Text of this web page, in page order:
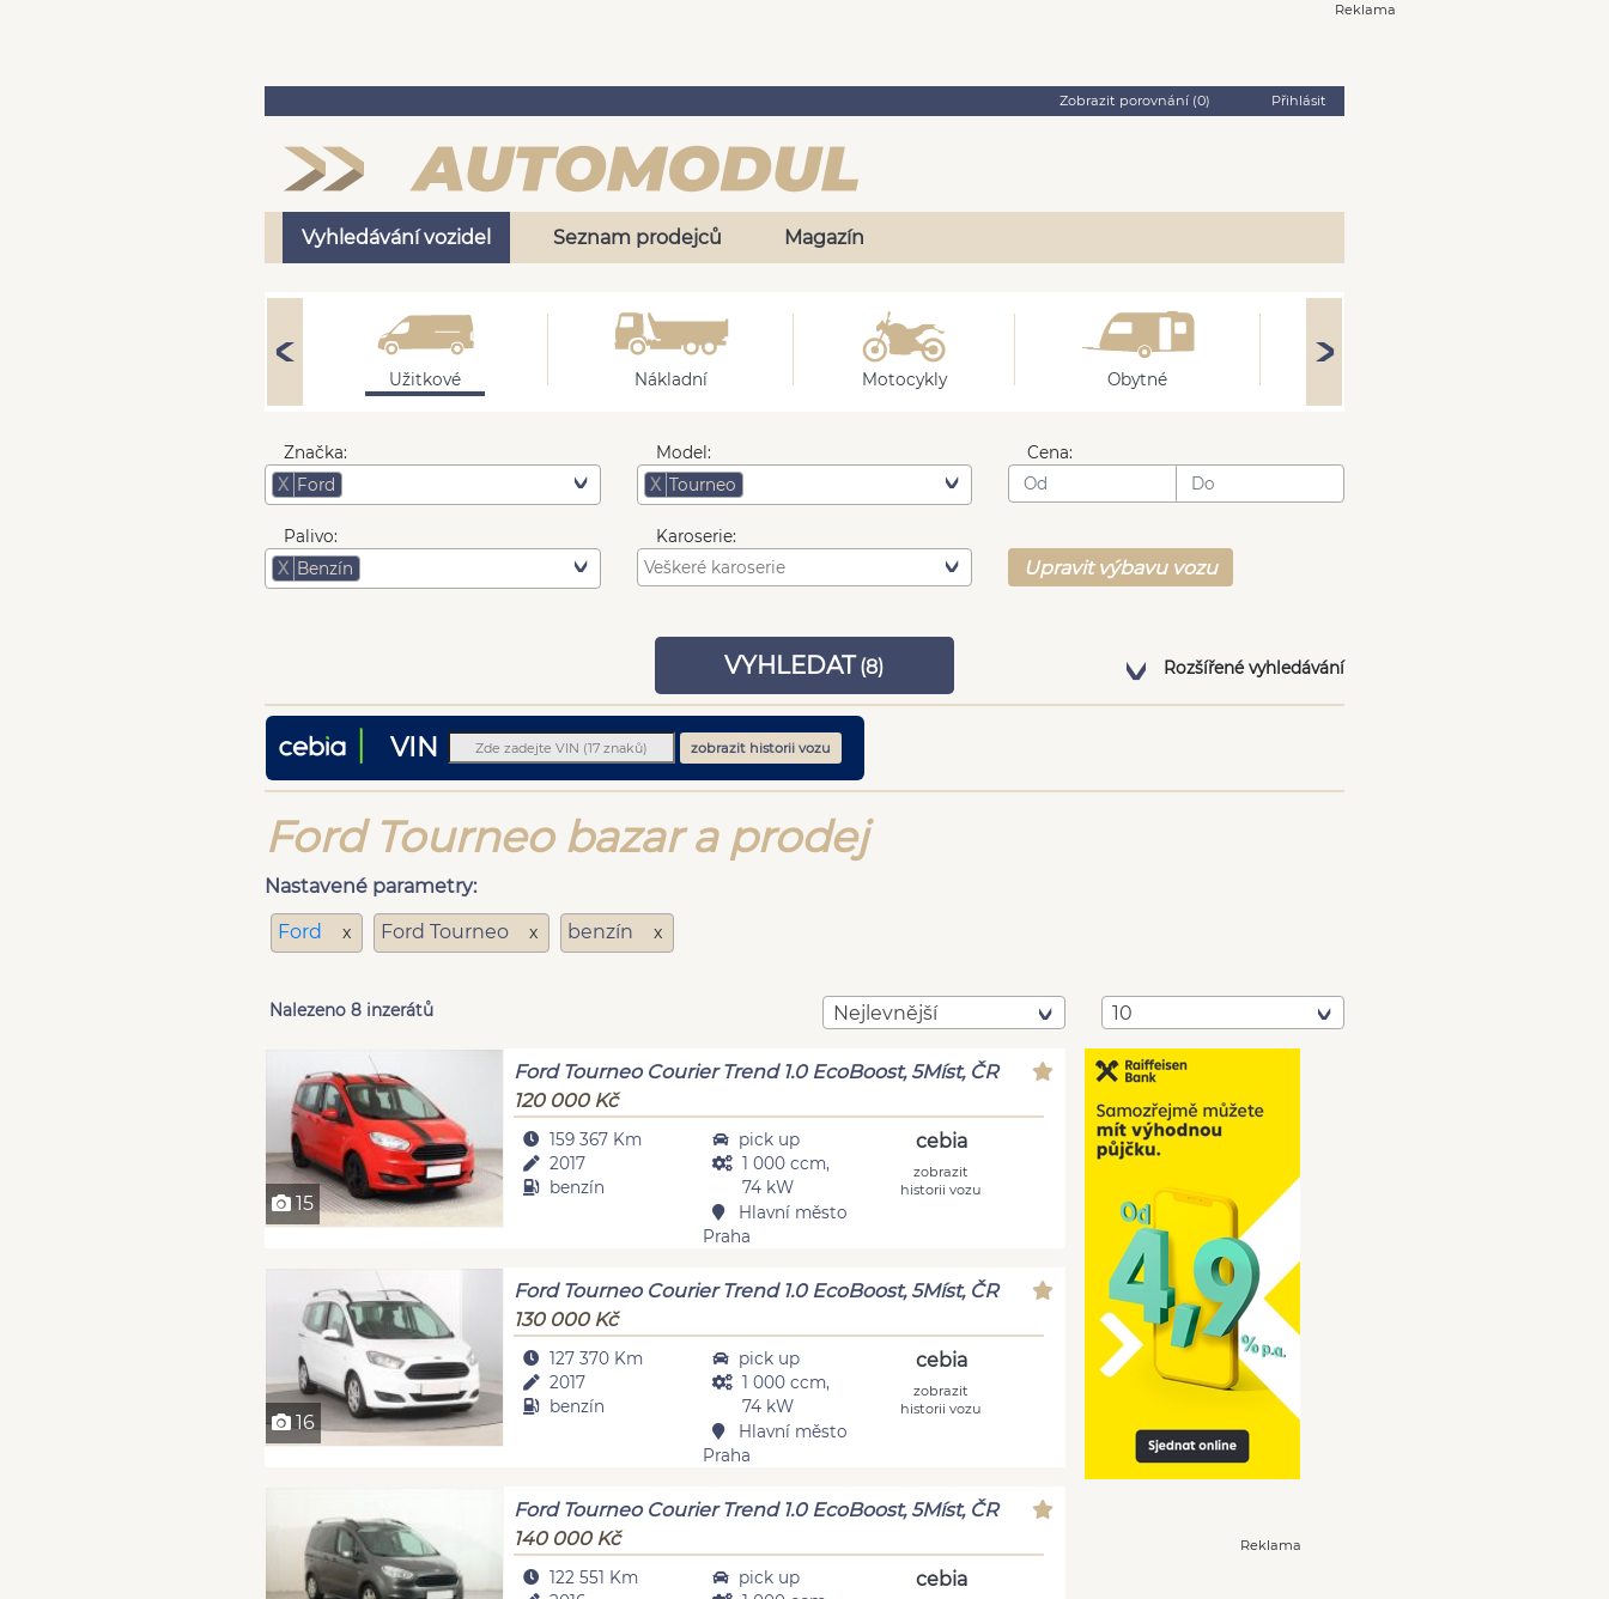
Reklama
Zobrazit porovnání (0) Přihlásit
Vyhledávání vozidel Seznam prodejců Magazín
Užitkové Nákladní Motocykly Obytné
Značka:
X Ford
Model:
X Tourneo
Cena:
Palivo:
X Benzín
Karoserie:
Upravit výbavu vozu
VYHLEDAT (8) Rozšířené vyhledávání
VIN zobrazit historii vozu
Ford Tourneo bazar a prodej
Nastavené parametry:
Ford
x Ford Tourneo x benzín x
Nalezeno 8 inzerátů Nejlevnější 10
15
Ford Tourneo Courier Trend 1.0 EcoBoost, 5Míst, ČR
120 000 Kč
159 367 Km
2017
benzín
pick up
1 000 ccm,
74 kW
Hlavní město
Praha
cebia
zobrazit
historii vozu
16
Ford Tourneo Courier Trend 1.0 EcoBoost, 5Míst, ČR
130 000 Kč
127 370 Km
2017
benzín
pick up
1 000 ccm,
74 kW
Hlavní město
Praha
cebia
zobrazit
historii vozu
Ford Tourneo Courier Trend 1.0 EcoBoost, 5Míst, ČR
140 000 Kč
122 551 Km
pick up
cebia
Reklama